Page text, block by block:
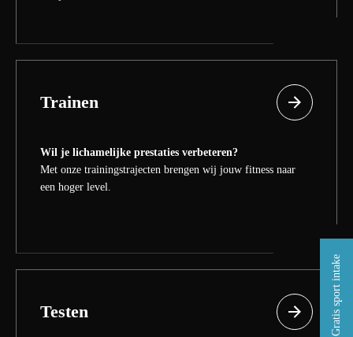
Gratis sport intake
Trainen
Wil je lichamelijke prestaties verbeteren?
Met onze trainingstrajecten brengen wij jouw fitness naar
een hoger level.
Testen